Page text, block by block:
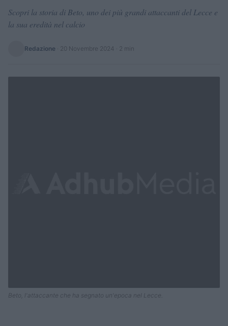
Scopri la storia di Beto, uno dei più grandi attaccanti del Lecce e
la sua eredità nel calcio
Redazione 20 Novembre 2024 · 2 min
Beto, l'attaccante che ha segnato un'epoca nel Lecce.